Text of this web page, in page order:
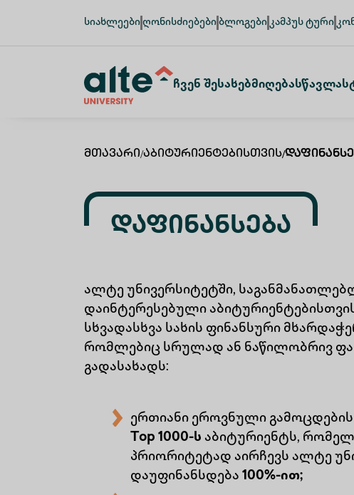
სიახლეები ღონისძიებები ბლოგები კამპუს ტური
Ჩვენ ᲨესახებᲛიღებაᲡწავლა
Მთავარი/Აბიტურიენტებისთვის/
Დაფინანსება
ალტე უნივერსიტეტში,
დაინტერესებული
სხვადასხვა სახის ფინანსური
რომლებიც სრულად ან ნაწილობრივ
გადასახადს:
ერთიანი ეროვნული გამოცდების
Top 1000-ს აბიტურიენტს,
პრიორიტეტად აირჩევს ალტე
დაუფინანსდება 100%-ით;